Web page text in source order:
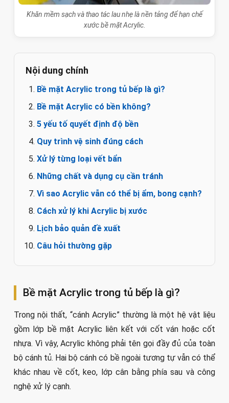
Khăn mềm sạch và thao tác lau nhẹ là nền tảng để hạn chế
xước bề mặt Acrylic.
Nội dung chính
Bề mặt Acrylic trong tủ bếp là gì?
Bề mặt Acrylic có bền không?
5 yếu tố quyết định độ bền
Quy trình vệ sinh đúng cách
Xử lý từng loại vết bẩn
Những chất và dụng cụ cần tránh
Vì sao Acrylic vẫn có thể bị ẩm, bong cạnh?
Cách xử lý khi Acrylic bị xước
Lịch bảo quản đề xuất
Câu hỏi thường gặp
Bề mặt Acrylic trong tủ bếp là gì?
Trong nội thất, “cánh Acrylic” thường là một hệ vật liệu
gồm lớp bề mặt Acrylic liên kết với cốt ván hoặc cốt
nhựa. Vì vậy, Acrylic không phải tên gọi đầy đủ của toàn
bộ cánh tủ. Hai bộ cánh có bề ngoài tương tự vẫn có thể
khác nhau về cốt, keo, lớp cân bằng phía sau và công
nghệ xử lý cạnh.